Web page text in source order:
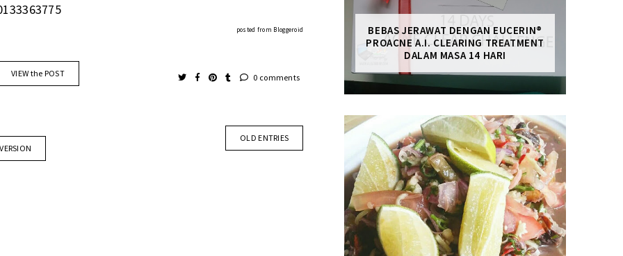
posted from Bloggeroid
VIEW the POST 0 comments
OLD ENTRIES
BEBAS JERAWAT DENGAN EUCERIN®
PROACNE A.I. CLEARING TREATMENT
DALAM MASA 14 HARI